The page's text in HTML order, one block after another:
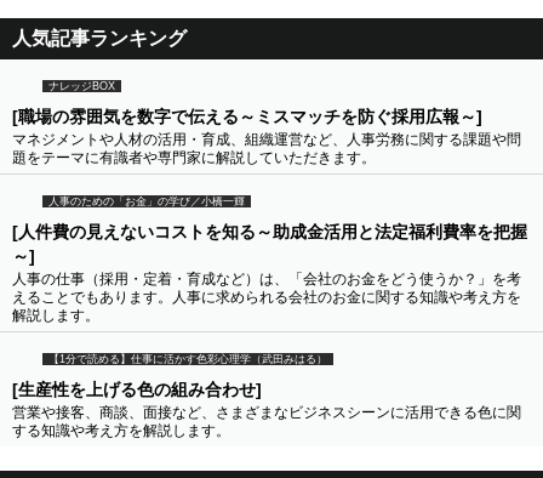
人気記事ランキング
ナレッジBOX
[職場の雰囲気を数字で伝える～ミスマッチを防ぐ採用広報～]
マネジメントや人材の活用・育成、組織運営など、人事労務に関する課題や問
題をテーマに有識者や専門家に解説していただきます。
人事のための「お金」の学び／小橋一輝
[人件費の見えないコストを知る～助成金活用と法定福利費率を把握
～]
人事の仕事（採用・定着・育成など）は、「会社のお金をどう使うか？」を考
えることでもあります。人事に求められる会社のお金に関する知識や考え方を
解説します。
【1分で読める】仕事に活かす色彩心理学（武田みはる）
[生産性を上げる色の組み合わせ]
営業や接客、商談、面接など、さまざまなビジネスシーンに活用できる色に関
する知識や考え方を解説します。